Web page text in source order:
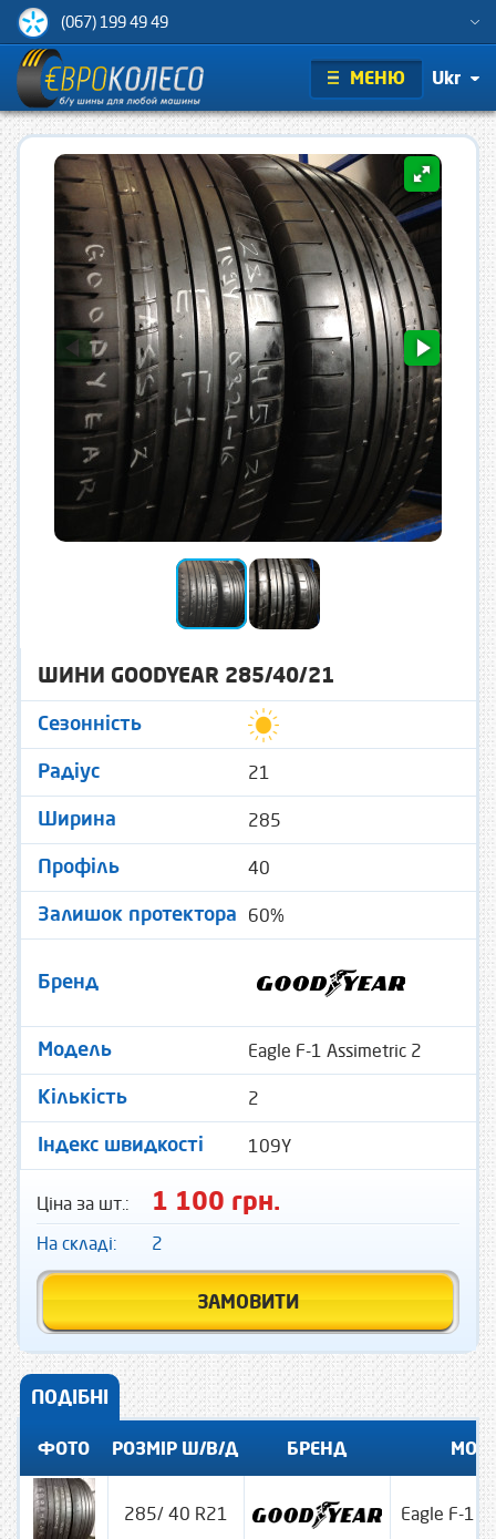
(067) 199 49 49
МЕНЮ Ukr
ШИНИ GOODYEAR 285/40/21
Сезонність
Радіус 21
Ширина 285
Профіль 40
Залишок протектора 60%
Бренд
Модель Eagle F-1 Assimetric 2
Кількість 2
Індекс швидкості 109Y
Ціна за шт.: 1 100 грн.
На складі: 2
ЗАМОВИТИ
ПОДІБНІ
ФОТО РОЗМІР Ш/В/Д БРЕНД
285/ 40 R21 Eagle F-1